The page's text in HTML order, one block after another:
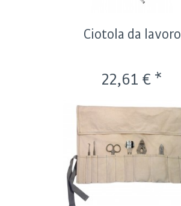
Ciotola da lavoro
22,61 € *